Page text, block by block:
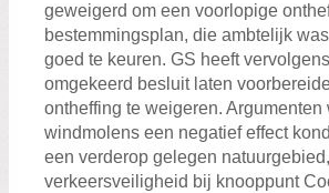
geweigerd om een voorlopige
bestemmingsplan, die ambtelijk
goed te keuren. GS heeft
omgekeerd besluit laten
ontheffing te weigeren. Argumenten
windmolens een negatief effect
een verderop gelegen
verkeersveiligheid bij knooppunt